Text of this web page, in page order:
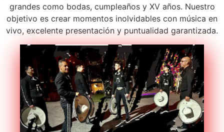
grandes como bodas, cumpleaños y XV años. Nuestro
objetivo es crear momentos inolvidables con música en
vivo, excelente presentación y puntualidad garantizada.